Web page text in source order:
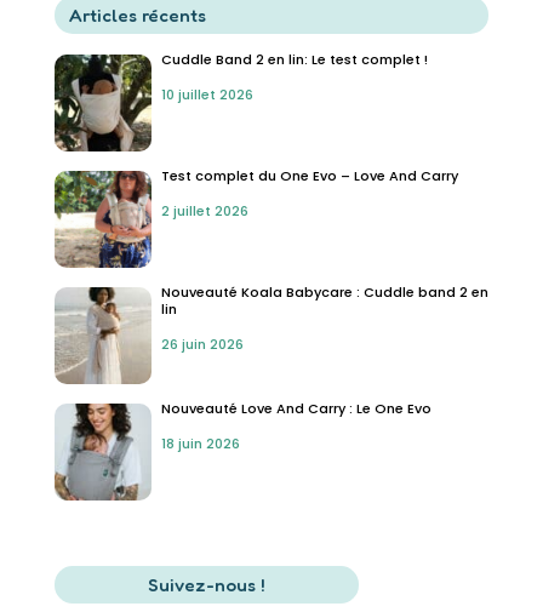
Articles récents
Cuddle Band 2 en lin: Le test complet !
10 juillet 2026
Test complet du One Evo – Love And Carry
2 juillet 2026
Nouveauté Koala Babycare : Cuddle band 2 en
lin
26 juin 2026
Nouveauté Love And Carry : Le One Evo
18 juin 2026
Suivez-nous !